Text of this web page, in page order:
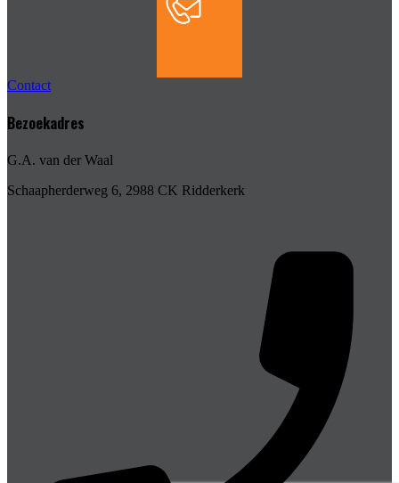
Contact
Bezoekadres
G.A. van der Waal
Schaapherderweg 6, 2988 CK Ridderkerk